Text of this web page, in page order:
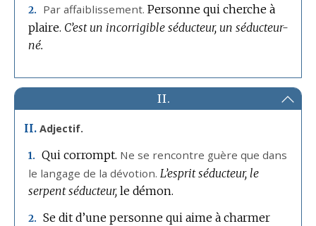
2. Par affaiblissement. Personne qui cherche à
plaire. C’est un incorrigible séducteur, un séducteur-
né.
II.
II. Adjectif.
1. Qui corrompt. Ne se rencontre guère que dans
le langage de la dévotion. L’esprit séducteur, le
serpent séducteur, le démon.
2. Se dit d’une personne qui aime à charmer